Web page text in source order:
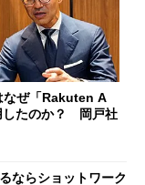
なぜ「Rakuten A
したのか？ 岡戸社
ならショットワーク